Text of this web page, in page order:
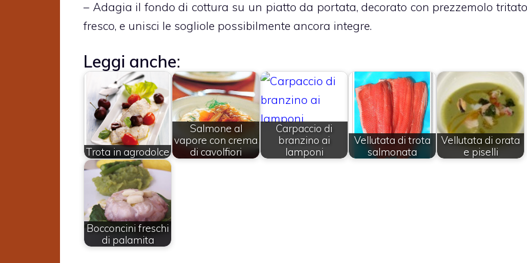
– Adagia il fondo di cottura su un piatto da portata, decorato con prezzemolo tritato
fresco, e unisci le sogliole possibilmente ancora integre.
Leggi anche:
Trota in agrodolce
Salmone al
vapore con crema
di cavolfiori
Carpaccio di
branzino ai
lamponi
Vellutata di trota
salmonata
Vellutata di orata
e piselli
Bocconcini freschi
di palamita